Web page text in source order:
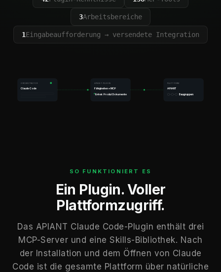
3Arbeitsbereiche
1Eingabeaufforderung → versendete Integration
ORCHESTRATOR
Claude Code
APIANT-PLUGIN
Fähigkeiten + MCP
EntwicklerProduktDokumente
PLATTFORM
APIANT
Baugruppen
SO FUNKTIONIERT ES
Ein Plugin. Voller
Plattformzugriff.
Das APIANT Claude Code-Plugin enthält drei
MCP-Server und eine Skills-Bibliothek. Nach
der Installation und dem Öffnen von Claude
Code ist die gesamte Plattform über natürliche